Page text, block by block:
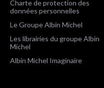
Charte de protection des
données personnelles
Le Groupe Albin Michel
Les librairies du groupe Albin
Michel
Albin Michel Imaginaire